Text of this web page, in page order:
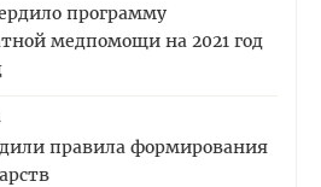
программу
медпомощи на 2021 год
правила формирования